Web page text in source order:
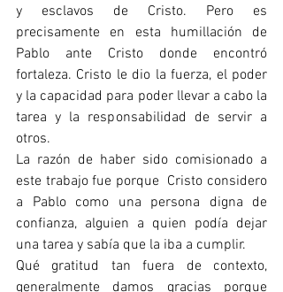
y esclavos de Cristo. Pero es
precisamente en esta humillación de
Pablo ante Cristo donde encontró
fortaleza. Cristo le dio la fuerza, el poder
y la capacidad para poder llevar a cabo la
tarea y la responsabilidad de servir a
otros.
La razón de haber sido comisionado a
este trabajo fue porque  Cristo considero
a Pablo como una persona digna de
confianza, alguien a quien podía dejar
una tarea y sabía que la iba a cumplir.
Qué gratitud tan fuera de contexto,
generalmente damos gracias porque